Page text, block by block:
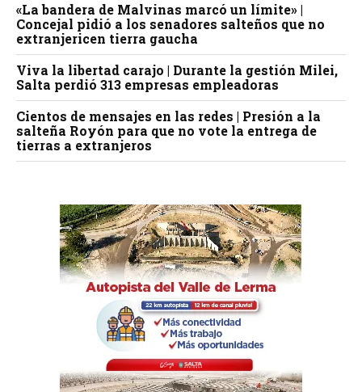
«La bandera de Malvinas marcó un límite» |
Concejal pidió a los senadores salteños que no
extranjericen tierra gaucha
Viva la libertad carajo | Durante la gestión Milei,
Salta perdió 313 empresas empleadoras
Cientos de mensajes en las redes | Presión a la
salteña Royón para que no vote la entrega de
tierras a extranjeros